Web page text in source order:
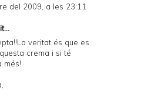
del 2009, a les 23:11
veritat és que es
crema i si té
més!